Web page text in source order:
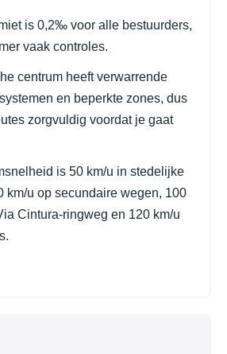
is 0,2‰ voor alle bestuurders,
vaak controles.
centrum heeft verwarrende
en beperkte zones, dus
zorgvuldig voordat je gaat
is 50 km/u in stedelijke
km/u op secundaire wegen, 100
Cintura-ringweg en 120 km/u